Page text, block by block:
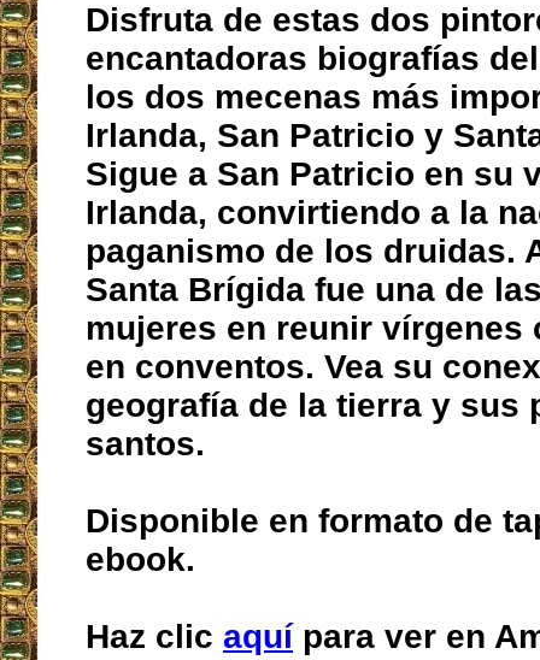
Disfruta de estas dos
encantadoras biografías
los dos mecenas más
Irlanda, San Patricio y
Sigue a San Patricio en su
Irlanda, convirtiendo a la
paganismo de los druidas.
Santa Brígida fue una de
mujeres en reunir vírgenes
en conventos. Vea su
geografía de la tierra y sus
santos.
Disponible en formato de
ebook.
Haz clic aquípara ver en